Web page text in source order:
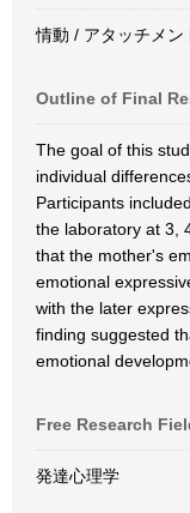
情動 / アタッチメン
Outline of Final
The goal of this
individual
Participants
the laboratory at 3,
that the mother's
emotional
with the later
finding suggested
emotional
Free Research
発達心理学